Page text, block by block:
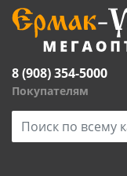
8 (908) 354-5000
Покупателям